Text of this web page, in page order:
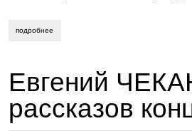
подробнее
Евгений
рассказов